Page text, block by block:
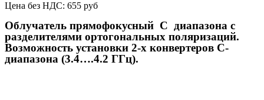
Цена без НДС: 655 руб
Облучатель прямофокусный С диапазона с
разделителями ортогональных поляризаций.
Возможность установки 2-х конвертеров С-
диапазона (3.4….4.2 ГГц).